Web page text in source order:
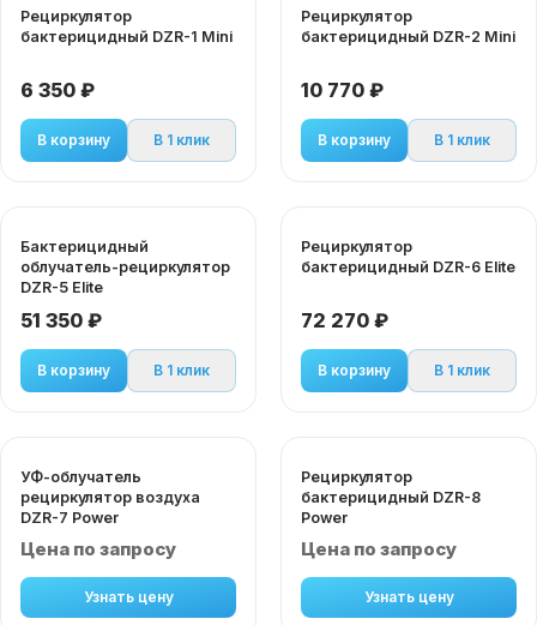
Рециркулятор
бактерицидный DZR-1 Mini
6 350 ₽
В корзину В 1 клик
Рециркулятор
бактерицидный DZR-2 Mini
10 770 ₽
В корзину В 1 клик
Бактерицидный
облучатель-рециркулятор
DZR-5 Elite
51 350 ₽
В корзину В 1 клик
Рециркулятор
бактерицидный DZR-6 Elite
72 270 ₽
В корзину В 1 клик
УФ-облучатель
рециркулятор воздуха
DZR-7 Power
Цена по запросу
Узнать цену
Рециркулятор
бактерицидный DZR-8
Power
Цена по запросу
Узнать цену